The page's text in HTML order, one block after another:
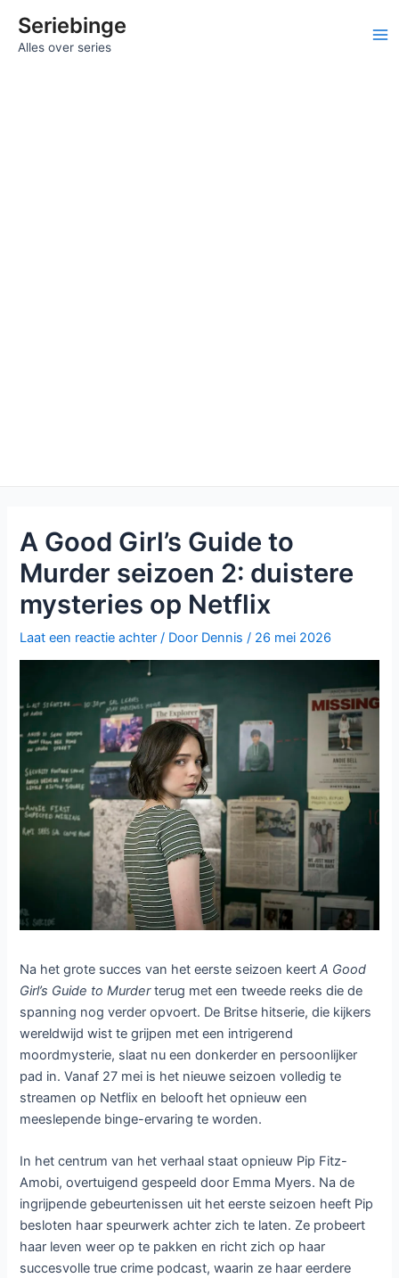
naarSeriebinge
Alles over series
A Good Girl’s Guide to
Murder seizoen 2: duistere
mysteries op Netflix
Laat een reactie achter / Door Dennis/ 26 mei 2026
Na het grote succes van het eerste seizoen keertA Good
Girl’s Guide to Murderterug met een tweede reeks die de
spanning nog verder opvoert. De Britse hitserie, die kijkers
wereldwijd wist te grijpen met een intrigerend
moordmysterie, slaat nu een donkerder en persoonlijker
pad in. Vanaf 27 mei is het nieuwe seizoen volledig te
streamen op Netflix en belooft het opnieuw een
meeslepende binge-ervaring te worden.
In het centrum van het verhaal staat opnieuw Pip Fitz-
Amobi, overtuigend gespeeld door Emma Myers. Na de
ingrijpende gebeurtenissen uit het eerste seizoen heeft Pip
besloten haar speurwerk achter zich te laten. Ze probeert
haar leven weer op te pakken en richt zich op haar
succesvolle true crime podcast, waarin ze haar eerdere